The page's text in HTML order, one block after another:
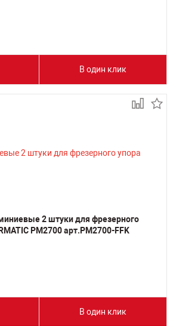
В один клик
2 штуки для фрезерного
PM2700 арт.PM2700-FFK
В один клик